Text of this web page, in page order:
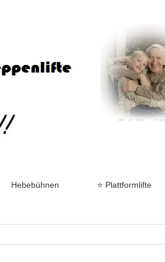
Hebebühnen ⭐ Plattformlifte